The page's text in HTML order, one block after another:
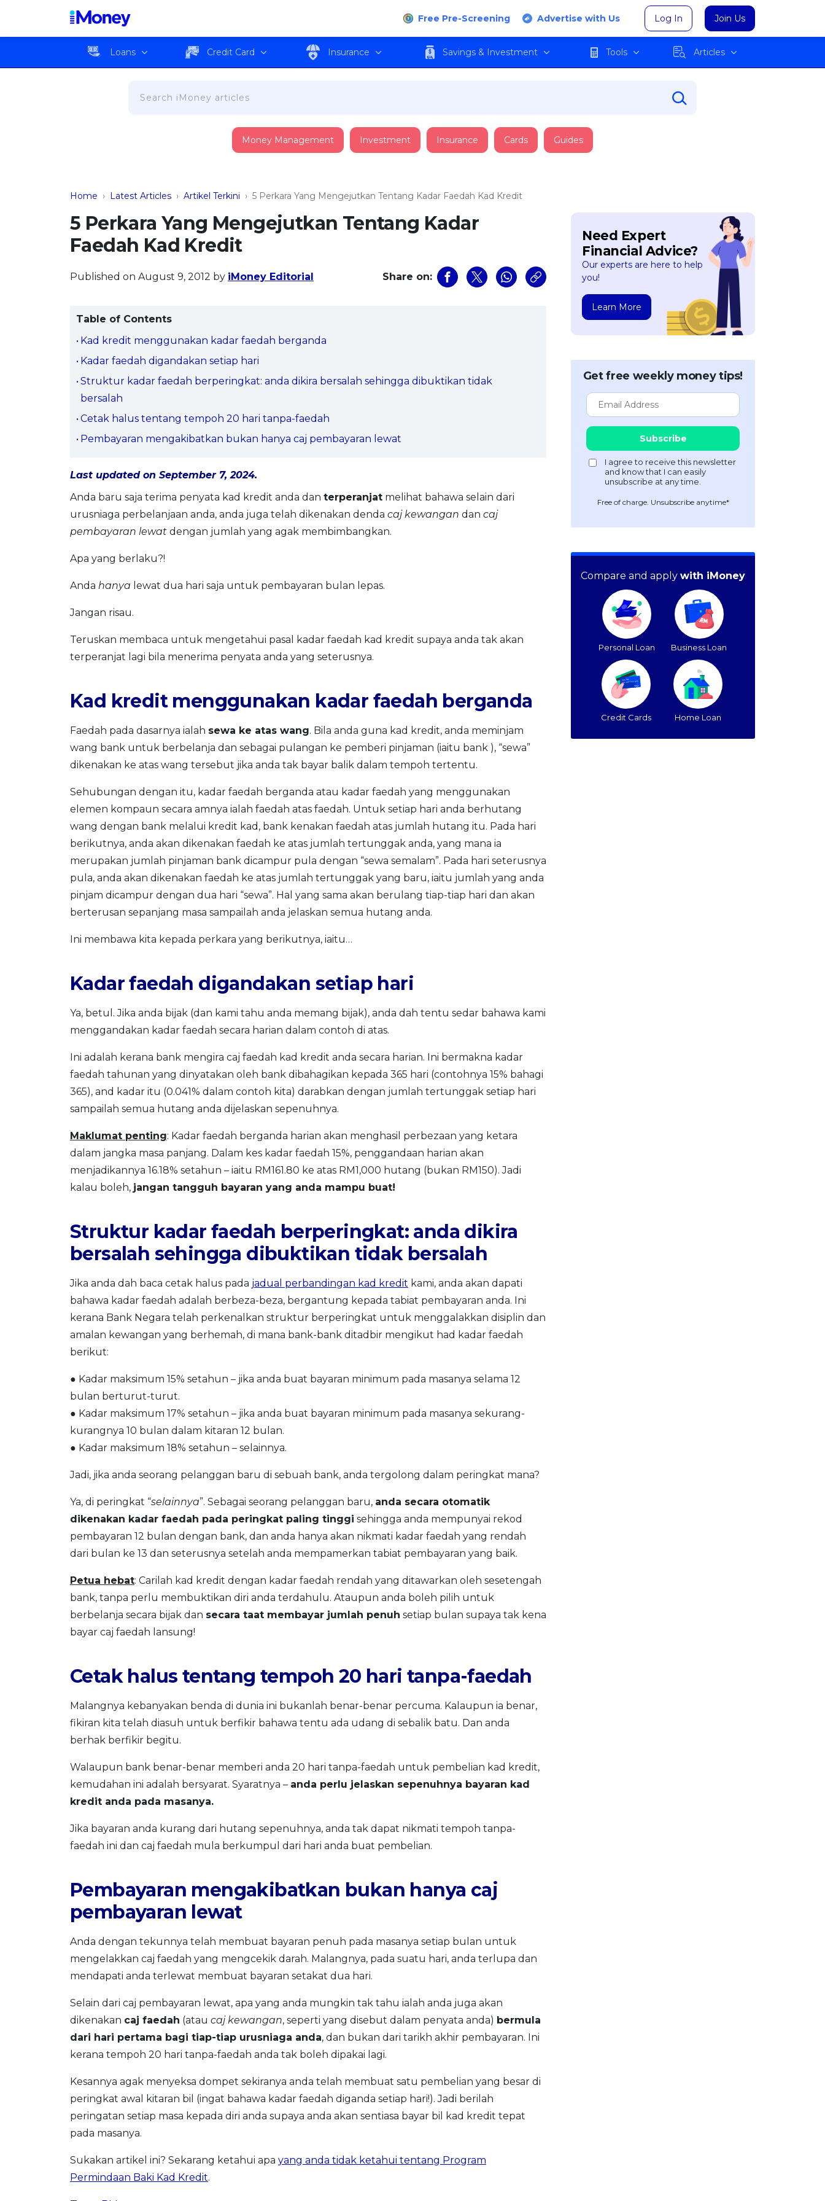
Free Pre-Screening Advertise with Us Log In Join Us
Loans Credit Card Insurance Savings & Investment Tools Articles
Money Management Investment Insurance Cards Guides
Home › Latest Articles › Artikel Terkini › 5 Perkara Yang Mengejutkan Tentang Kadar Faedah Kad Kredit
5 Perkara Yang Mengejutkan Tentang Kadar
Faedah Kad Kredit
Published on August 9, 2012 by iMoney Editorial Share on:
Table of Contents
Kad kredit menggunakan kadar faedah berganda
Kadar faedah digandakan setiap hari
Struktur kadar faedah berperingkat: anda dikira bersalah sehingga dibuktikan tidak
bersalah
Cetak halus tentang tempoh 20 hari tanpa-faedah
Pembayaran mengakibatkan bukan hanya caj pembayaran lewat
Last updated on September 7, 2024.
Anda baru saja terima penyata kad kredit anda dan terperanjat melihat bahawa selain dari
urusniaga perbelanjaan anda, anda juga telah dikenakan denda caj kewangan dan caj
pembayaran lewat dengan jumlah yang agak membimbangkan.
Apa yang berlaku?!
Anda hanya lewat dua hari saja untuk pembayaran bulan lepas.
Jangan risau.
Teruskan membaca untuk mengetahui pasal kadar faedah kad kredit supaya anda tak akan
terperanjat lagi bila menerima penyata anda yang seterusnya.
Kad kredit menggunakan kadar faedah berganda
Faedah pada dasarnya ialah sewa ke atas wang. Bila anda guna kad kredit, anda meminjam
wang bank untuk berbelanja dan sebagai pulangan ke pemberi pinjaman (iaitu bank ), “sewa”
dikenakan ke atas wang tersebut jika anda tak bayar balik dalam tempoh tertentu.
Sehubungan dengan itu, kadar faedah berganda atau kadar faedah yang menggunakan
elemen kompaun secara amnya ialah faedah atas faedah. Untuk setiap hari anda berhutang
wang dengan bank melalui kredit kad, bank kenakan faedah atas jumlah hutang itu. Pada hari
berikutnya, anda akan dikenakan faedah ke atas jumlah tertunggak anda, yang mana ia
merupakan jumlah pinjaman bank dicampur pula dengan “sewa semalam”. Pada hari seterusnya
pula, anda akan dikenakan faedah ke atas jumlah tertunggak yang baru, iaitu jumlah yang anda
pinjam dicampur dengan dua hari “sewa”. Hal yang sama akan berulang tiap-tiap hari dan akan
berterusan sepanjang masa sampailah anda jelaskan semua hutang anda.
Ini membawa kita kepada perkara yang berikutnya, iaitu…
Kadar faedah digandakan setiap hari
Ya, betul. Jika anda bijak (dan kami tahu anda memang bijak), anda dah tentu sedar bahawa kami
menggandakan kadar faedah secara harian dalam contoh di atas.
Ini adalah kerana bank mengira caj faedah kad kredit anda secara harian. Ini bermakna kadar
faedah tahunan yang dinyatakan oleh bank dibahagikan kepada 365 hari (contohnya 15% bahagi
365), and kadar itu (0.041% dalam contoh kita) darabkan dengan jumlah tertunggak setiap hari
sampailah semua hutang anda dijelaskan sepenuhnya.
Maklumat penting: Kadar faedah berganda harian akan menghasil perbezaan yang ketara
dalam jangka masa panjang. Dalam kes kadar faedah 15%, penggandaan harian akan
menjadikannya 16.18% setahun – iaitu RM161.80 ke atas RM1,000 hutang (bukan RM150). Jadi
kalau boleh, jangan tangguh bayaran yang anda mampu buat!
Struktur kadar faedah berperingkat: anda dikira
bersalah sehingga dibuktikan tidak bersalah
Jika anda dah baca cetak halus pada jadual perbandingan kad kredit kami, anda akan dapati
bahawa kadar faedah adalah berbeza-beza, bergantung kepada tabiat pembayaran anda. Ini
kerana Bank Negara telah perkenalkan struktur berperingkat untuk menggalakkan disiplin dan
amalan kewangan yang berhemah, di mana bank-bank ditadbir mengikut had kadar faedah
berikut:
● Kadar maksimum 15% setahun – jika anda buat bayaran minimum pada masanya selama 12
bulan berturut-turut.
● Kadar maksimum 17% setahun – jika anda buat bayaran minimum pada masanya sekurang-
kurangnya 10 bulan dalam kitaran 12 bulan.
● Kadar maksimum 18% setahun – selainnya.
Jadi, jika anda seorang pelanggan baru di sebuah bank, anda tergolong dalam peringkat mana?
Ya, di peringkat “selainnya”. Sebagai seorang pelanggan baru, anda secara otomatik
dikenakan kadar faedah pada peringkat paling tinggi sehingga anda mempunyai rekod
pembayaran 12 bulan dengan bank, dan anda hanya akan nikmati kadar faedah yang rendah
dari bulan ke 13 dan seterusnya setelah anda mempamerkan tabiat pembayaran yang baik.
Petua hebat: Carilah kad kredit dengan kadar faedah rendah yang ditawarkan oleh sesetengah
bank, tanpa perlu membuktikan diri anda terdahulu. Ataupun anda boleh pilih untuk
berbelanja secara bijak dan secara taat membayar jumlah penuh setiap bulan supaya tak kena
bayar caj faedah lansung!
Cetak halus tentang tempoh 20 hari tanpa-faedah
Malangnya kebanyakan benda di dunia ini bukanlah benar-benar percuma. Kalaupun ia benar,
fikiran kita telah diasuh untuk berfikir bahawa tentu ada udang di sebalik batu. Dan anda
berhak berfikir begitu.
Walaupun bank benar-benar memberi anda 20 hari tanpa-faedah untuk pembelian kad kredit,
kemudahan ini adalah bersyarat. Syaratnya – anda perlu jelaskan sepenuhnya bayaran kad
kredit anda pada masanya.
Jika bayaran anda kurang dari hutang sepenuhnya, anda tak dapat nikmati tempoh tanpa-
faedah ini dan caj faedah mula berkumpul dari hari anda buat pembelian.
Pembayaran mengakibatkan bukan hanya caj
pembayaran lewat
Anda dengan tekunnya telah membuat bayaran penuh pada masanya setiap bulan untuk
mengelakkan caj faedah yang mengcekik darah. Malangnya, pada suatu hari, anda terlupa dan
mendapati anda terlewat membuat bayaran setakat dua hari.
Selain dari caj pembayaran lewat, apa yang anda mungkin tak tahu ialah anda juga akan
dikenakan caj faedah (atau caj kewangan, seperti yang disebut dalam penyata anda) bermula
dari hari pertama bagi tiap-tiap urusniaga anda, dan bukan dari tarikh akhir pembayaran. Ini
kerana tempoh 20 hari tanpa-faedah anda tak boleh dipakai lagi.
Kesannya agak menyeksa dompet sekiranya anda telah membuat satu pembelian yang besar di
peringkat awal kitaran bil (ingat bahawa kadar faedah diganda setiap hari!). Jadi berilah
peringatan setiap masa kepada diri anda supaya anda akan sentiasa bayar bil kad kredit tepat
pada masanya.
Sukakan artikel ini? Sekarang ketahui apa yang anda tidak ketahui tentang Program
Permindaan Baki Kad Kredit.
Need Expert
Financial Advice?
Our experts are here to help
you!
Learn More
Get free weekly money tips!
Free of charge. Unsubscribe anytime*
Compare and apply with iMoney
Personal Loan Business Loan
Credit Cards Home Loan